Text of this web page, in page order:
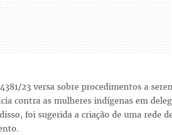
23 versa sobre procedimentos a
contra as mulheres indígenas em
foi sugerida a criação de uma rede